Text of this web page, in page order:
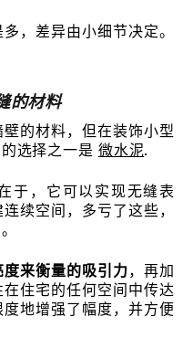
，差异由小细节决定。
的材料
的材料，但在装饰小型
选择之一是 微水泥.
于，它可以实现无缝表
续空间，多亏了这些，
来衡量的吸引力，再加
在住宅的任何空间中传达
地增强了幅度，并方便